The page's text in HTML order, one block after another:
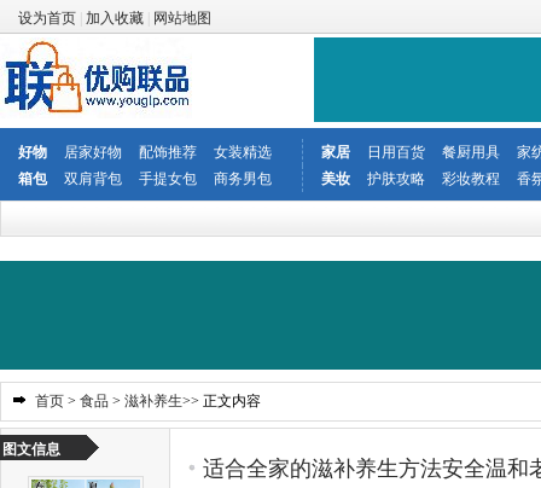
设为首页 加入收藏 网站地图
好物 居家好物 配饰推荐 女装精选 家居 日用百货 餐厨用具
家
箱包
双肩背包 手提女包 商务男包 美妆 护肤攻略 彩妆教程 香
首页 > 食品 > 滋补养生>> 正文内容
图文信息
适合全家的滋补养生方法安全温和